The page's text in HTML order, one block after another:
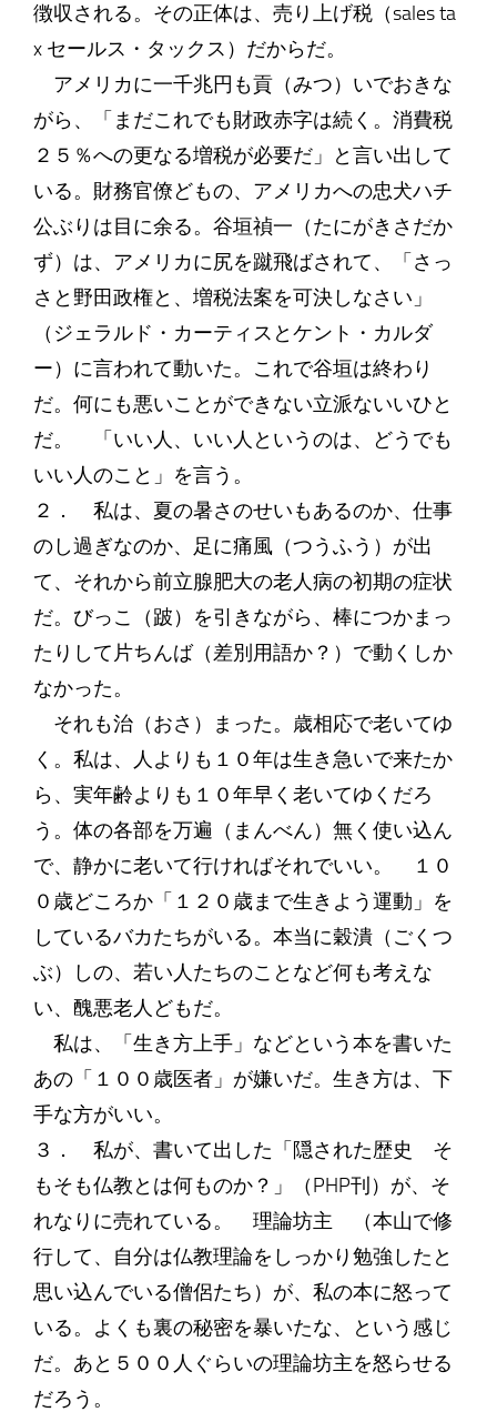
徴収される。その正体は、売り上げ税（sales ta
x セールス・タックス）だからだ。
アメリカに一千兆円も貢（みつ）いでおきな
がら、「まだこれでも財政赤字は続く。消費税
２５％への更なる増税が必要だ」と言い出して
いる。財務官僚どもの、アメリカへの忠犬ハチ
公ぶりは目に余る。谷垣禎一（たにがきさだか
ず）は、アメリカに尻を蹴飛ばされて、「さっ
さと野田政権と、増税法案を可決しなさい」
（ジェラルド・カーティスとケント・カルダ
ー）に言われて動いた。これで谷垣は終わり
だ。何にも悪いことができない立派ないいひと
だ。 「いい人、いい人というのは、どうでも
いい人のこと」を言う。
２． 私は、夏の暑さのせいもあるのか、仕事
のし過ぎなのか、足に痛風（つうふう）が出
て、それから前立腺肥大の老人病の初期の症状
だ。びっこ（跛）を引きながら、棒につかまっ
たりして片ちんば（差別用語か？）で動くしか
なかった。
それも治（おさ）まった。歳相応で老いてゆ
く。私は、人よりも１０年は生き急いで来たか
ら、実年齢よりも１０年早く老いてゆくだろ
う。体の各部を万遍（まんべん）無く使い込ん
で、静かに老いて行ければそれでいい。 １０
０歳どころか「１２０歳まで生きよう運動」を
しているバカたちがいる。本当に穀潰（ごくつ
ぶ）しの、若い人たちのことなど何も考えな
い、醜悪老人どもだ。
私は、「生き方上手」などという本を書いた
あの「１００歳医者」が嫌いだ。生き方は、下
手な方がいい。
３． 私が、書いて出した「隠された歴史 そ
もそも仏教とは何ものか？」（PHP刊）が、そ
れなりに売れている。 理論坊主 （本山で修
行して、自分は仏教理論をしっかり勉強したと
思い込んでいる僧侶たち）が、私の本に怒って
いる。よくも裏の秘密を暴いたな、という感じ
だ。あと５００人ぐらいの理論坊主を怒らせる
だろう。